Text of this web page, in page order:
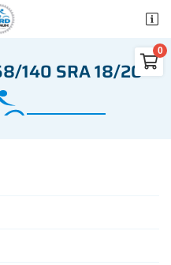


140 SRA 18/20